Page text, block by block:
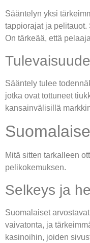
Sääntelyn yksi
tappiorajat ja
On tärkeää, että
Sääntely tulee
jotka ovat tottuneet
kansainvälisillä
Mitä sitten tarkalleen
pelikokemuksen.
Selkeys ja
Suomalaiset
vaivatonta, ja
kasinoihin, joiden